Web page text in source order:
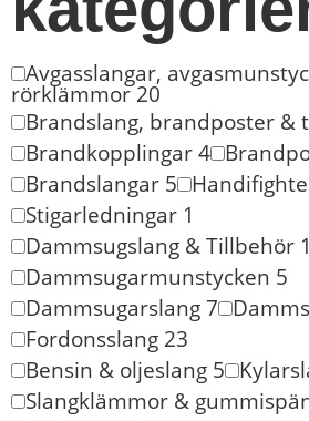
Avgasslangar,
rörklämmor20
Brandslang, brandposter &
Brandkopplingar4
Brandslangar 5
Stigarledningar 1
Dammsugslang & Tillbehör
Dammsugarmunstycken 5
Dammsugarslang7
Fordonsslang 23
Bensin & oljeslang 5
Slangklämmor &